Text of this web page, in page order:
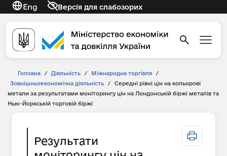
Eng Версія для слабозорих
Головна / Діяльність / Міжнародна торгівля
/
Зовнішньоекономічна діяльність
/
Середні рівні цін на кольорові
метали за результатами моніторингу цін на Лондонській біржі металів та
Нью-Йоркській торговій біржі
Результати